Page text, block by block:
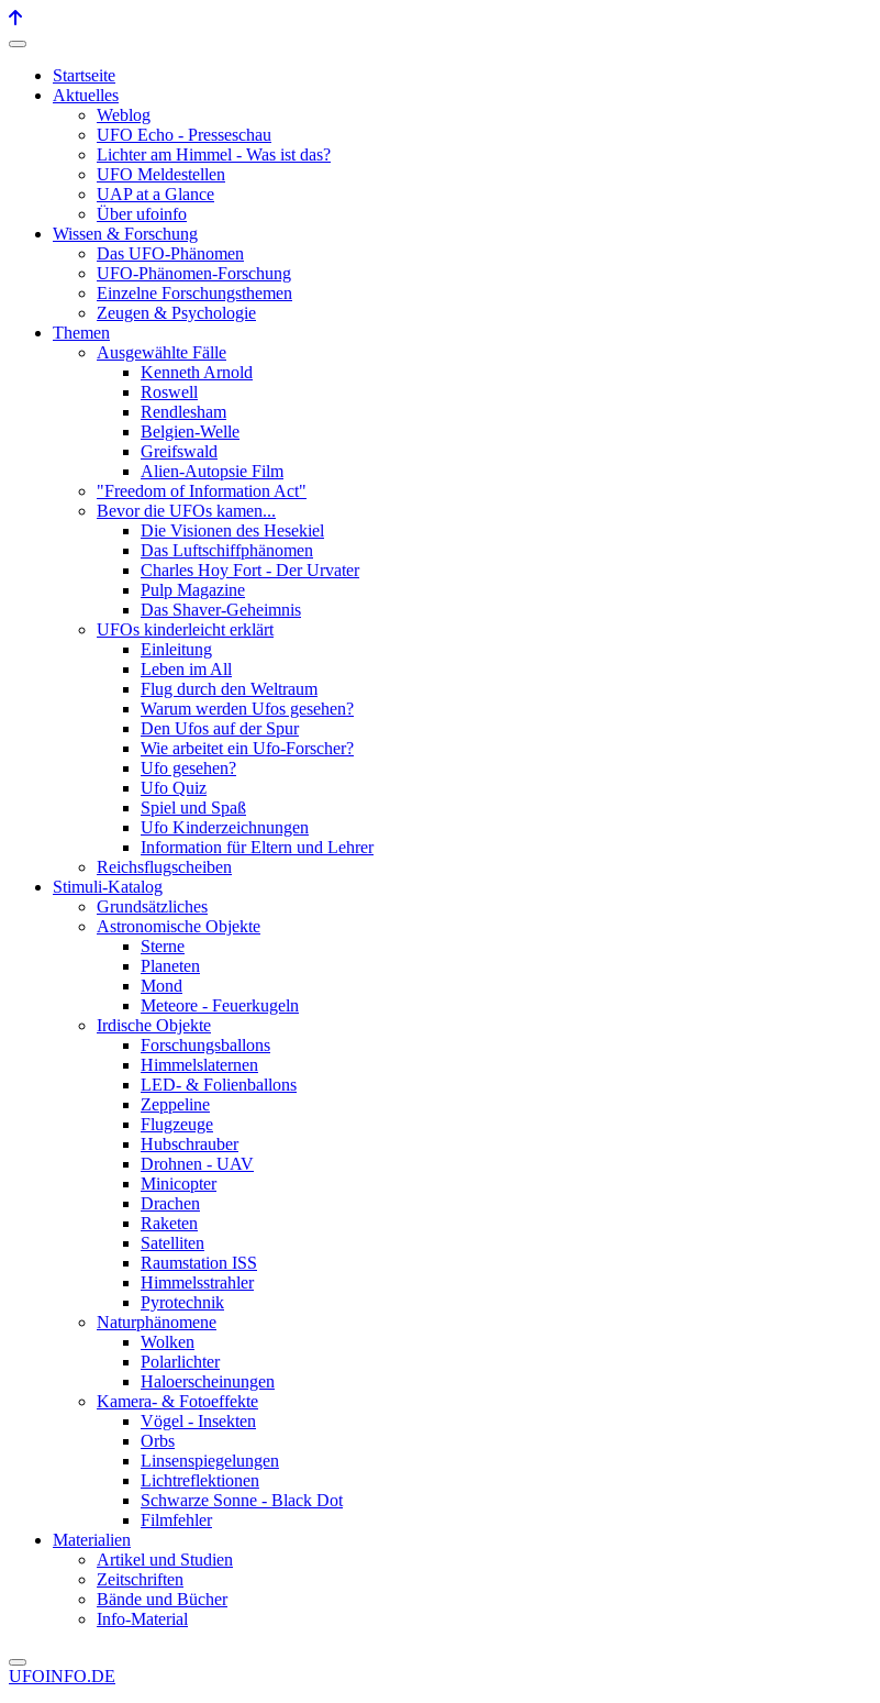
Startseite
Aktuelles
Weblog
UFO Echo - Presseschau
Lichter am Himmel - Was ist das?
UFO Meldestellen
UAP at a Glance
Über ufoinfo
Wissen & Forschung
Das UFO-Phänomen
UFO-Phänomen-Forschung
Einzelne Forschungsthemen
Zeugen & Psychologie
Themen
Ausgewählte Fälle
Kenneth Arnold
Roswell
Rendlesham
Belgien-Welle
Greifswald
Alien-Autopsie Film
"Freedom of Information Act"
Bevor die UFOs kamen...
Die Visionen des Hesekiel
Das Luftschiffphänomen
Charles Hoy Fort - Der Urvater
Pulp Magazine
Das Shaver-Geheimnis
UFOs kinderleicht erklärt
Einleitung
Leben im All
Flug durch den Weltraum
Warum werden Ufos gesehen?
Den Ufos auf der Spur
Wie arbeitet ein Ufo-Forscher?
Ufo gesehen?
Ufo Quiz
Spiel und Spaß
Ufo Kinderzeichnungen
Information für Eltern und Lehrer
Reichsflugscheiben
Stimuli-Katalog
Grundsätzliches
Astronomische Objekte
Sterne
Planeten
Mond
Meteore - Feuerkugeln
Irdische Objekte
Forschungsballons
Himmelslaternen
LED- & Folienballons
Zeppeline
Flugzeuge
Hubschrauber
Drohnen - UAV
Minicopter
Drachen
Raketen
Satelliten
Raumstation ISS
Himmelsstrahler
Pyrotechnik
Naturphänomene
Wolken
Polarlichter
Haloerscheinungen
Kamera- & Fotoeffekte
Vögel - Insekten
Orbs
Linsenspiegelungen
Lichtreflektionen
Schwarze Sonne - Black Dot
Filmfehler
Materialien
Artikel und Studien
Zeitschriften
Bände und Bücher
Info-Material
UFOINFO.DE